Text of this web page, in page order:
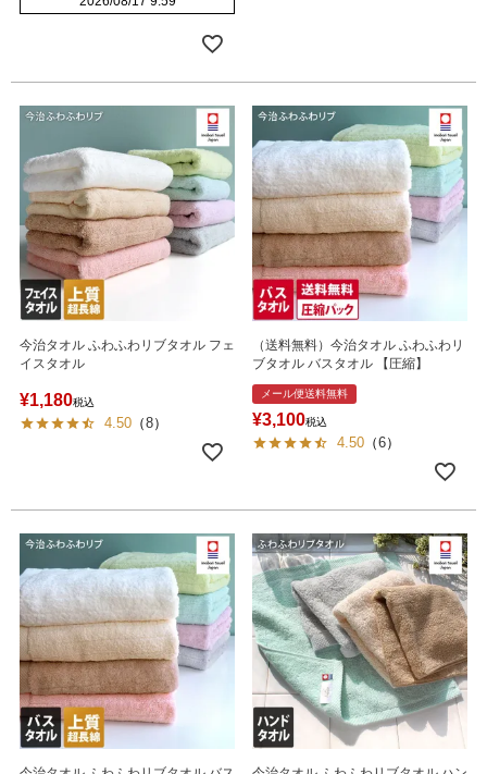
今治タオル ふわふわリブタオル フェ
イスタオル
¥1,180税込
4.50 （8）
（送料無料）今治タオル ふわふわリ
ブタオル バスタオル 【圧縮】
メール便送料無料
¥3,100税込
4.50 （6）